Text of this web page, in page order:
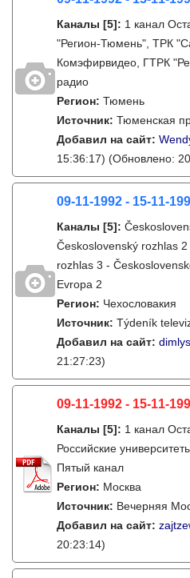
Каналы [5]: 1 канал
"Регион-Тюмень", ТРК
Комэфирвидео, ГТРК
радио
Регион: Тюмень
Источник: Тюменская
Добавил на сайт:
15:36:17) (Обновлено:
09-11-1992 - 15-11-
Каналы [5]:
Československý rozhlas
rozhlas 3 -
Evropa 2
Регион: Чехословакия
Источник: Týdeník
Добавил на сайт:
21:27:23)
09-11-1992 - 15-11-
Каналы [5]: 1 канал
Российские
Пятый канал
Регион: Москва
Источник: Вечерняя
Добавил на сайт:
20:23:14)